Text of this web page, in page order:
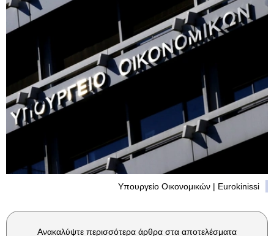
Υπουργείο Οικονομικών | Eurokinissi
Ανακαλύψτε περισσότερα άρθρα στα αποτελέσματα